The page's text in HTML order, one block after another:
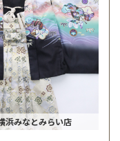
浜みなとみらい店